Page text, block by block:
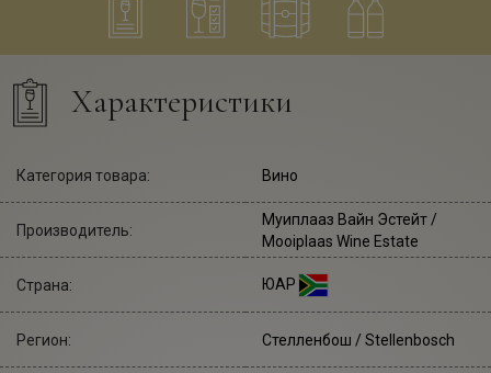
Характеристики
Категория товара: Вино
Производитель:
Муиплааз Вайн Эстейт /
Mooiplaas Wine Estate
Страна: ЮАР
Регион: Стелленбош / Stellenbosch